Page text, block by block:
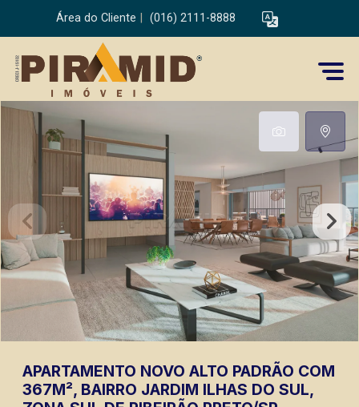
Área do Cliente (016) 2111-8888
APARTAMENTO NOVO ALTO PADRÃO COM
367M², BAIRRO JARDIM ILHAS DO SUL,